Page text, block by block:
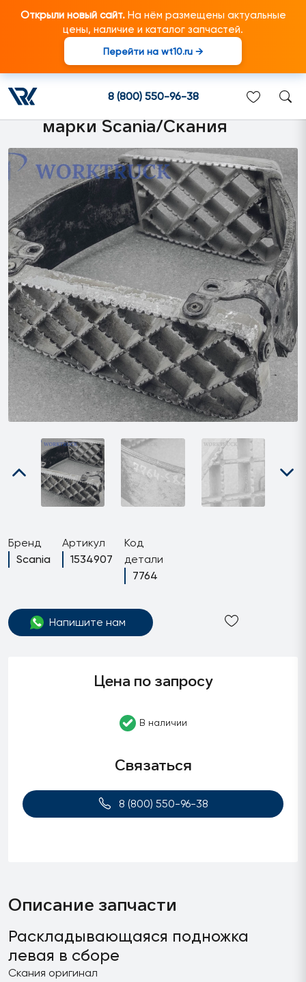
Открыли новый сайт.На нём размещены актуальные
цены, наличие и каталог запчастей.
Перейти на wt10.ru →
8 (800) 550-96-38
1534907 Раскладывающаяся
подножка левая в сборе
подходит для грузовиков
марки Scania/Скания
Бренд
Scania
Артикул
1534907
Код
детали
7764
Напишите нам
Цена по запросу
В наличии
Связаться
8 (800) 550-96-38
Описание запчасти
Раскладывающаяся подножка
левая в сборе
Скания оригинал